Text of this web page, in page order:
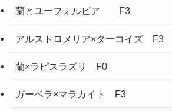
蘭とユーフォルビア F3
アルストロメリア×ターコイズ F3
蘭×ラピスラズリ F0
ガーベラ×マラカイト F3